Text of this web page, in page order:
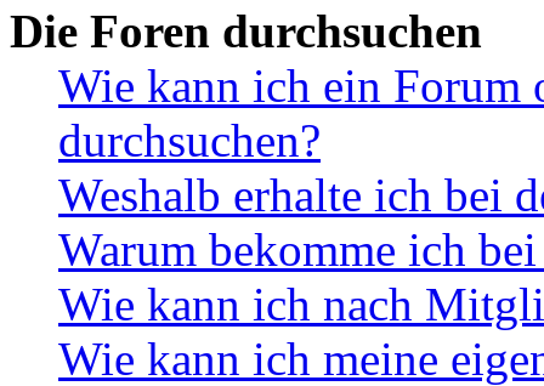
Die Foren durchsuchen
Wie kann ich ein Forum
durchsuchen?
Weshalb erhalte ich bei
Warum bekomme ich
Wie kann ich nach
Wie kann ich meine